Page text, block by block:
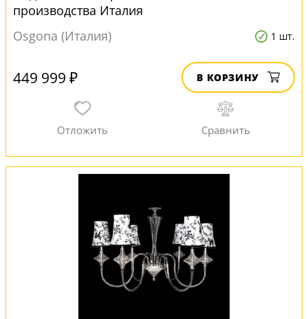
производства Италия
Osgona (Италия)
1 шт.
449 999 ₽ В КОРЗИНУ